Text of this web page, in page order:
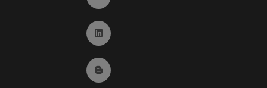
Ir a Linkedin (abre en ventana nueva)
Ir al Blog (abre en ventana nueva)